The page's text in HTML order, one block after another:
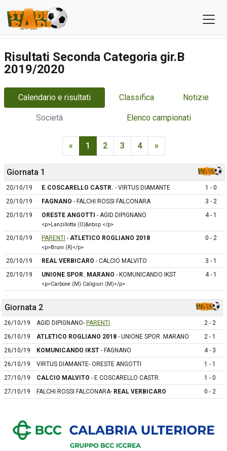
Risultati Seconda Categoria gir.B
2019/2020
Calendario e risultati Classifica Notizie
Società Elenco campionati
« 1 2 3 4 »
Giornata 1
20/10/19 E.COSCARELLO CASTR. - VIRTUS DIAMANTE
1 - 0
20/10/19
FAGNANO - FALCHI ROSSI FALCONARA
3 - 2
20/10/19
ORESTE ANGOTTI - AGID DIPIGNANO
<p>Lanzillotta (O)&nbsp </p>
4 - 1
20/10/19 PARENTI - ATLETICO ROGLIANO 2018
<p>Bruni (R)</p>
0 - 2
20/10/19 REAL VERBICARO - CALCIO MALVITO
3 - 1
20/10/19
UNIONE SPOR. MARANO - KOMUNICANDO IKST
<p>Carbone (M) Caligiuri (M)</p>
4 - 1
Giornata 2
26/10/19 AGID DIPIGNANO- PARENTI
2 - 2
26/10/19
ATLETICO ROGLIANO 2018 - UNIONE SPOR. MARANO
2 - 1
26/10/19
KOMUNICANDO IKST - FAGNANO
4 - 3
26/10/19
VIRTUS DIAMANTE- ORESTE ANGOTTI
1 - 1
27/10/19
CALCIO MALVITO - E.COSCARELLO CASTR.
1 - 0
27/10/19
FALCHI ROSSI FALCONARA- REAL VERBICARO 0 - 2